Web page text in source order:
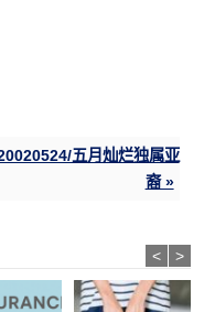
五月灿烂独属亚
裔 »
< >